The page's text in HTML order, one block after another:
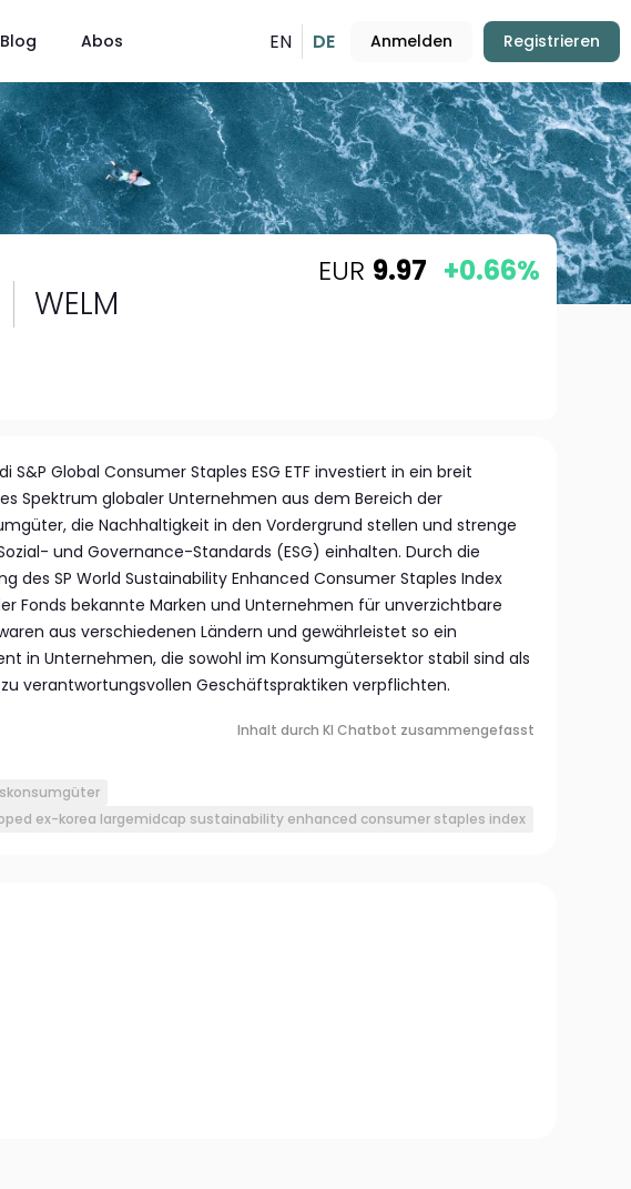
Blog Abos EN DE Anmelden Registrieren
WELM
EUR 9.97 +0.66%
S&P Global Consumer Staples ESG ETF investiert in ein breit
Spektrum globaler Unternehmen aus dem Bereich der
die Nachhaltigkeit in den Vordergrund stellen und strenge
und Governance-Standards (ESG) einhalten. Durch die
des SP World Sustainability Enhanced Consumer Staples Index
Fonds bekannte Marken und Unternehmen für unverzichtbare
aus verschiedenen Ländern und gewährleistet so ein
in Unternehmen, die sowohl im Konsumgütersektor stabil sind als
verantwortungsvollen Geschäftspraktiken verpflichten.
Inhalt durch KI Chatbot zusammengefasst
ex-korea largemidcap sustainability enhanced consumer staples index